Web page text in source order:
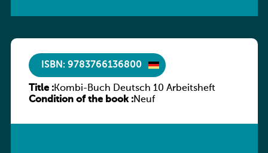
ISBN: 9783766136800
Title :Kombi-Buch Deutsch 10 Arbeitsheft
Condition of the book :Neuf